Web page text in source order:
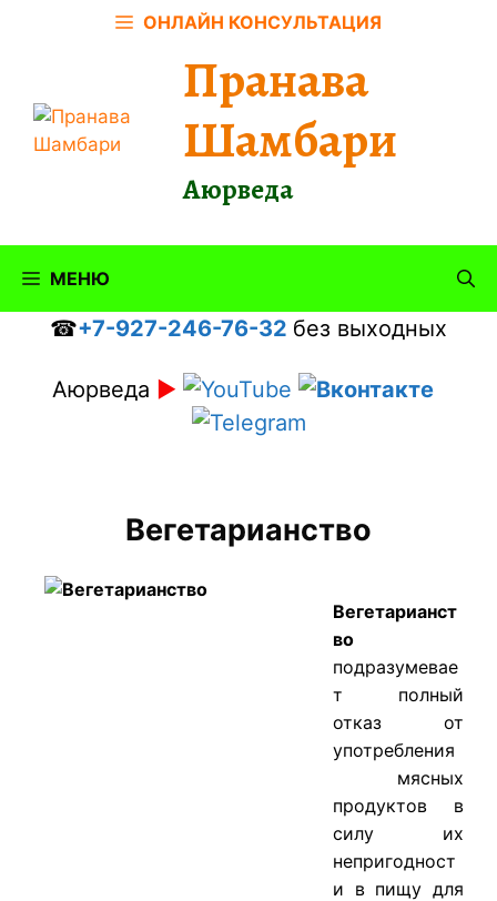
ОНЛАЙН КОНСУЛЬТАЦИЯ
Пранава
Шамбари
Аюрведа
МЕНЮ
☎+7-927-246-76-32 без выходных
Аюрведа ►
Вегетарианство
Вегетарианст
во
подразумевае
т полный
отказ от
употребления
мясных
продуктов в
силу их
непригодност
и в пищу для